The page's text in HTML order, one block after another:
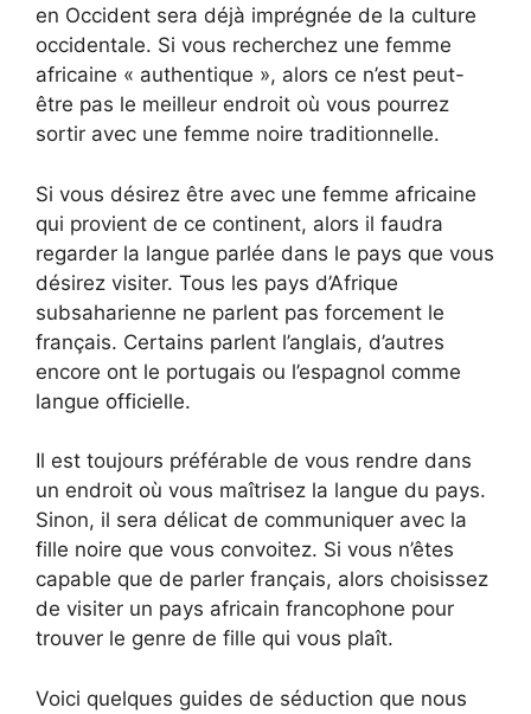
en Occident sera déjà imprégnée de la culture
occidentale. Si vous recherchez une femme
africaine « authentique », alors ce n’est peut-
être pas le meilleur endroit où vous pourrez
sortir avec une femme noire traditionnelle.
Si vous désirez être avec une femme africaine
qui provient de ce continent, alors il faudra
regarder la langue parlée dans le pays que vous
désirez visiter. Tous les pays d’Afrique
subsaharienne ne parlent pas forcement le
français. Certains parlent l’anglais, d’autres
encore ont le portugais ou l’espagnol comme
langue officielle.
Il est toujours préférable de vous rendre dans
un endroit où vous maîtrisez la langue du pays.
Sinon, il sera délicat de communiquer avec la
fille noire que vous convoitez. Si vous n’êtes
capable que de parler français, alors choisissez
de visiter un pays africain francophone pour
trouver le genre de fille qui vous plaît.
Voici quelques guides de séduction que nous